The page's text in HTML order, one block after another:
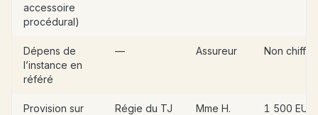
accessoire
procédural)
Dépens de
l’instance en
référé
— Assureur Non chiffré
Provision sur
Régie du TJ
Mme H.
1 500 EUR